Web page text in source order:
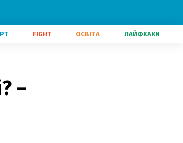
FIGHT ОСВІТА ЛАЙФХАКИ
–